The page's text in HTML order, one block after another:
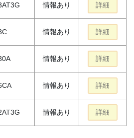
情報あり 詳細
情報あり 詳細
情報あり 詳細
情報あり 詳細
情報あり 詳細